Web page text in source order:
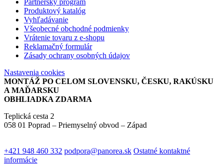
Partnerský program
Produktový katalóg
Vyhľadávanie
Všeobecné obchodné podmienky
Vrátenie tovaru z e-shopu
Reklamačný formulár
Zásady ochrany osobných údajov
Nastavenia cookies
MONTÁŽ PO CELOM SLOVENSKU, ČESKU, RAKÚSKU
A MAĎARSKU
OBHLIADKA ZDARMA
Teplická cesta 2
058 01 Poprad – Priemyselný obvod – Západ
+421 948 460 332 podpora@panorea.sk Ostatné kontaktné
informácie